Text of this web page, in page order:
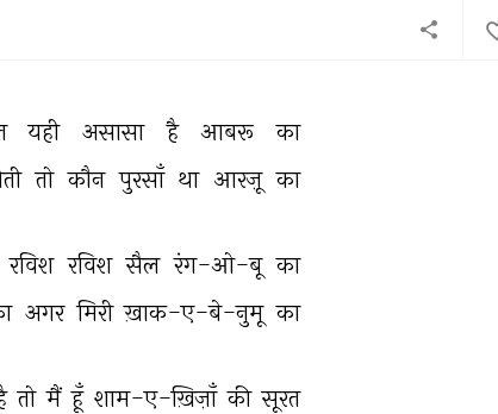
यही असासा है आबरू
का
तो कौन पुरसाँ था आरज़ू का
रविश रविश सैल रंग-ओ-बू का
अगर मिरी ख़ाक-ए-बे-नुमू का
तो मैं हूँ शाम-ए-ख़िज़ाँ की सूरत